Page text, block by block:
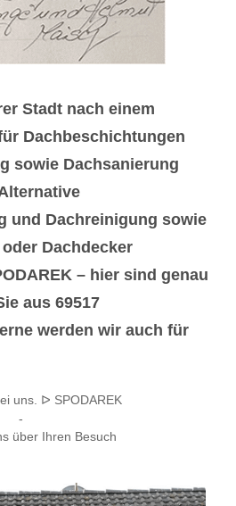
Stadt nach einem
Dachbeschichtungen
sowie Dachsanierung
und Dachreinigung sowie
Dachdecker
– hier sind genau
aus 69517
werden wir auch für
uns. ᐅ SPODAREK
-
über Ihren Besuch